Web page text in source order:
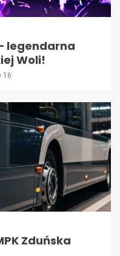
legendarna
Woli!
16
Zduńska